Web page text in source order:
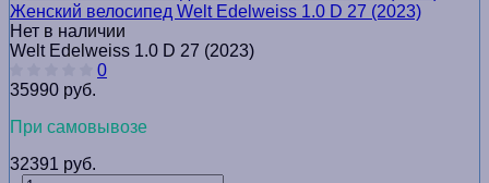
Женский велосипед Welt Edelweiss 1.0 D 27 (2023)
Нет в наличии
Welt Edelweiss 1.0 D 27 (2023)
0
35990 руб.
При самовывозе
32391 руб.